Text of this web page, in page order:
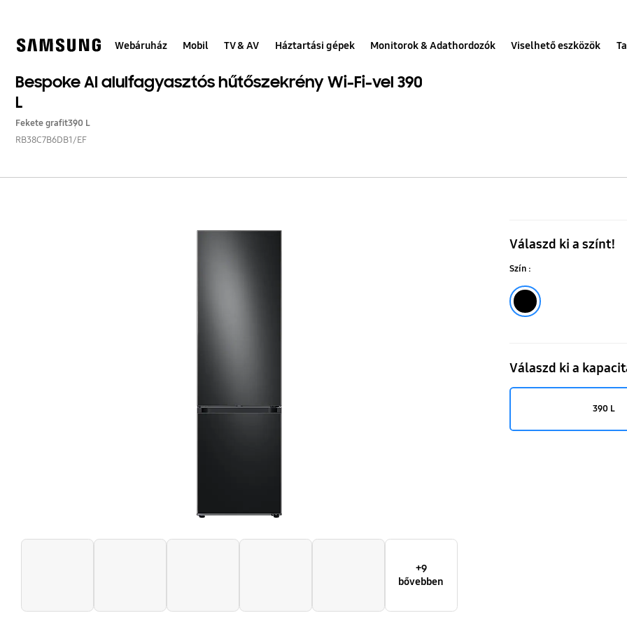
Webáruház Mobil TV & AV Háztartási gépek Monitorok & Adathordozók Viselhető eszközök
Bespoke AI alulfagyasztós hűtőszekrény Wi-Fi-vel 390
L
Fekete grafit390 L
RB38C7B6DB1/EF
Wi-
390
+9
bővebben
Válaszd ki a színt!
Szín :
Válaszd ki a
390 L